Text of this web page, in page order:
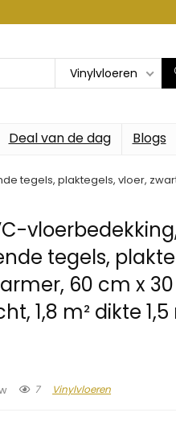
Vinylvloeren
Deal van de dag Blogs
tegels, plaktegels, vloer,
tegels,
60 cm x
1,8 m² dikte 1,5
7 Vinylvloeren